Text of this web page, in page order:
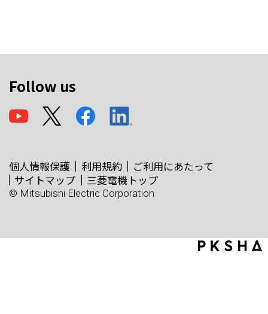
Follow us
個人情報保護 利用規約
ご利用にあたって
サイトマップ
三菱電機トップ
© Mitsubishi Electric Corporation